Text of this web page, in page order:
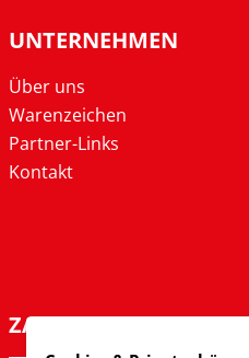
UNTERNEHMEN
Über uns
Warenzeichen
Partner-Links
Kontakt
ZAHLARTEN